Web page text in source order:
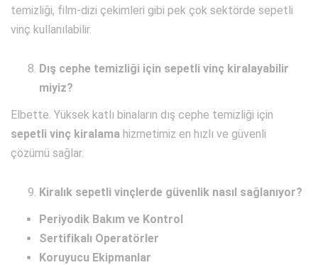
temizliği, film-dizi çekimleri gibi pek çok sektörde sepetli
vinç kullanılabilir.
Dış cephe temizliği için sepetli vinç kiralayabilir
miyiz?
Elbette. Yüksek katlı binaların dış cephe temizliği için
sepetli vinç kiralama hizmetimiz en hızlı ve güvenli
çözümü sağlar.
Kiralık sepetli vinçlerde güvenlik nasıl sağlanıyor?
Periyodik Bakım ve Kontrol
Sertifikalı Operatörler
Koruyucu Ekipmanlar